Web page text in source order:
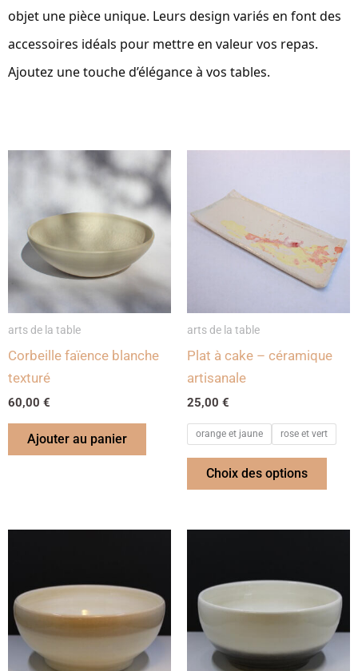
objet une pièce unique. Leurs design variés en font des
accessoires idéals pour mettre en valeur vos repas.
Ajoutez une touche d’élégance à vos tables.
arts de la table
Corbeille faïence blanche
texturé
60,00 €
Ajouter au panier
arts de la table
Plat à cake – céramique
artisanale
25,00 €
orange et jaune rose et vert
Choix des options
Les
page